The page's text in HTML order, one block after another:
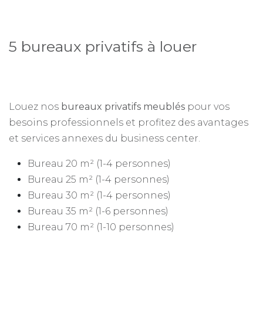
5 bureaux privatifs à louer
Louez nos bureaux privatifs meublés pour vos
besoins professionnels et profitez des avantages
et services annexes du business center.
Bureau 20 m² (1-4 personnes)
Bureau 25 m² (1-4 personnes)
Bureau 30 m² (1-4 personnes)
Bureau 35 m² (1-6 personnes)
Bureau 70 m² (1-10 personnes)